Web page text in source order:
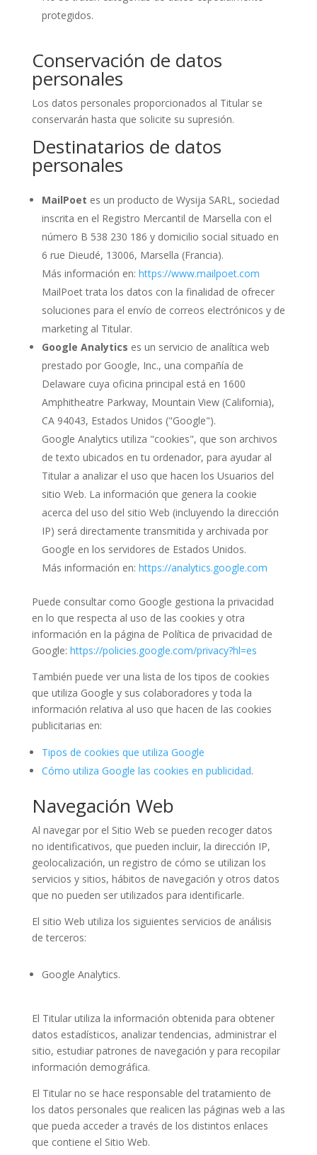
protegidos.
Conservación de datos
personales
Los datos personales proporcionados al Titular se
conservarán hasta que solicite su supresión.
Destinatarios de datos
personales
MailPoet es un producto de Wysija SARL, sociedad
inscrita en el Registro Mercantil de Marsella con el
número B 538 230 186 y domicilio social situado en
6 rue Dieudé, 13006, Marsella (Francia).
Más información en: https://www.mailpoet.com
MailPoet trata los datos con la finalidad de ofrecer
soluciones para el envío de correos electrónicos y de
marketing al Titular.
Google Analytics es un servicio de analítica web
prestado por Google, Inc., una compañía de
Delaware cuya oficina principal está en 1600
Amphitheatre Parkway, Mountain View (California),
CA 94043, Estados Unidos ("Google").
Google Analytics utiliza "cookies", que son archivos
de texto ubicados en tu ordenador, para ayudar al
Titular a analizar el uso que hacen los Usuarios del
sitio Web. La información que genera la cookie
acerca del uso del sitio Web (incluyendo la dirección
IP) será directamente transmitida y archivada por
Google en los servidores de Estados Unidos.
Más información en: https://analytics.google.com
Puede consultar como Google gestiona la privacidad
en lo que respecta al uso de las cookies y otra
información en la página de Política de privacidad de
Google: https://policies.google.com/privacy?hl=es
También puede ver una lista de los tipos de cookies
que utiliza Google y sus colaboradores y toda la
información relativa al uso que hacen de las cookies
publicitarias en:
Tipos de cookies que utiliza Google
Cómo utiliza Google las cookies en publicidad.
Navegación Web
Al navegar por el Sitio Web se pueden recoger datos
no identificativos, que pueden incluir, la dirección IP,
geolocalización, un registro de cómo se utilizan los
servicios y sitios, hábitos de navegación y otros datos
que no pueden ser utilizados para identificarle.
El sitio Web utiliza los siguientes servicios de análisis
de terceros:
Google Analytics.
El Titular utiliza la información obtenida para obtener
datos estadísticos, analizar tendencias, administrar el
sitio, estudiar patrones de navegación y para recopilar
información demográfica.
El Titular no se hace responsable del tratamiento de
los datos personales que realicen las páginas web a las
que pueda acceder a través de los distintos enlaces
que contiene el Sitio Web.